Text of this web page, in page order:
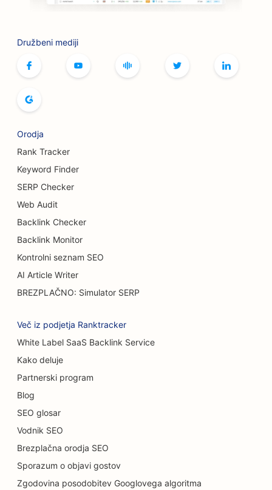
SEO za kavarne z namiznimi igrami
SEO za pekarne kruha
SEO za storitve povečanja prsi
SEO za samopostrežne restavracije
SEO za tovornjake za burgerje
SEO za trgovine s torticami
SEO za opeklinske kirurge
SEO za avtopralnice
SEO za kavarne
SEO za prodajalne preprog in talnih oblog
SEO za mačje kavarne
SEO za kiropraktike
SEO za storitve čiščenja
Družbeni mediji
Orodja
Rank Tracker
Keyword Finder
SERP Checker
Web Audit
Backlink Checker
Backlink Monitor
Kontrolni seznam SEO
AI Article Writer
BREZPLAČNO: Simulator SERP
Več iz podjetja Ranktracker
White Label SaaS Backlink Service
Kako deluje
Partnerski program
Blog
SEO glosar
Vodnik SEO
Brezplačna orodja SEO
Sporazum o objavi gostov
Zgodovina posodobitev Googlovega algoritma